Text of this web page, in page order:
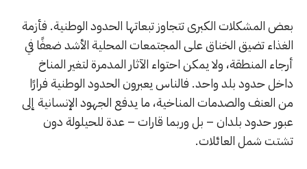
بعض المشكلات الكبرى تتجاوز تبعاتها الحدود الوطنية. فأزمة
الغذاء تضيق الخناق على المجتمعات المحلية الأشد ضعفًا في
أرجاء المنطقة، ولا يمكن احتواء الآثار المدمرة لتغير المناخ
داخل حدود بلد واحد. فالناس يعبرون الحدود الوطنية فرارًا
من العنف والصدمات المناخية، ما يدفع الجهود الإنسانية إلى
عبور حدود بلدان – بل وربما قارات – عدة للحيلولة دون
تشتت شمل العائلات.